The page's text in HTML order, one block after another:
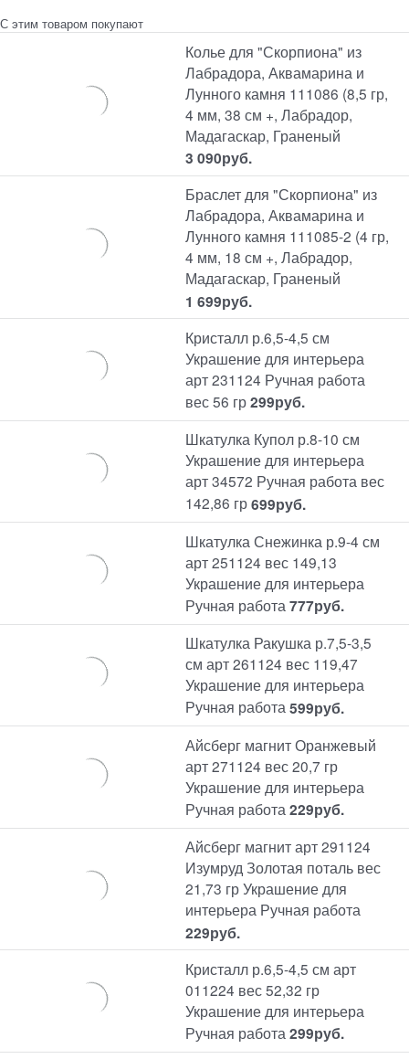
С этим товаром покупают
Колье для "Скорпиона" из
Лабрадора, Аквамарина и
Лунного камня 111086 (8,5 гр,
4 мм, 38 см +, Лабрадор,
Мадагаскар, Граненый
3 090руб.
Браслет для "Скорпиона" из
Лабрадора, Аквамарина и
Лунного камня 111085-2 (4 гр,
4 мм, 18 см +, Лабрадор,
Мадагаскар, Граненый
1 699руб.
Кристалл р.6,5-4,5 см
Украшение для интерьера
арт 231124 Ручная работа
вес 56 гр299руб.
Шкатулка Купол р.8-10 см
Украшение для интерьера
арт 34572 Ручная работа вес
142,86 гр699руб.
Шкатулка Снежинка р.9-4 см
арт 251124 вес 149,13
Украшение для интерьера
Ручная работа 777руб.
Шкатулка Ракушка р.7,5-3,5
см арт 261124 вес 119,47
Украшение для интерьера
Ручная работа599руб.
Айсберг магнит Оранжевый
арт 271124 вес 20,7 гр
Украшение для интерьера
Ручная работа 229руб.
Айсберг магнит арт 291124
Изумруд Золотая поталь вес
21,73 гр Украшение для
интерьера Ручная работа
229руб.
Кристалл р.6,5-4,5 см арт
011224 вес 52,32 гр
Украшение для интерьера
Ручная работа 299руб.